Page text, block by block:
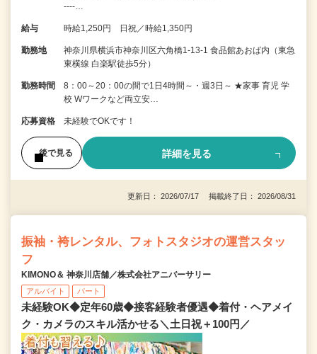
----…
給与 時給1,250円 日祝／時給1,350円
勤務地
神奈川県横浜市神奈川区六角橋1-13-1 食品館あおば内（東急
東横線 白楽駅徒歩5分）
勤務時間
8：00～20：00の間で1日4時間～・週3日～ ★家事 育児 学
校 Wワークなど両立安…
応募資格 未経験でOKです！
後で見る 詳細を見る
更新日： 2026/07/17 掲載終了日： 2026/08/31
振袖・袴レンタル、フォトスタジオの運営スタッ
フ
KIMONO＆ 神奈川店舗／株式会社アニバーサリー
アルバイト パート
未経験OK◆定年60歳◆接客経験者優遇◆着付・ヘアメイ
ク・カメラのスキル活かせる＼土日祝＋100円／